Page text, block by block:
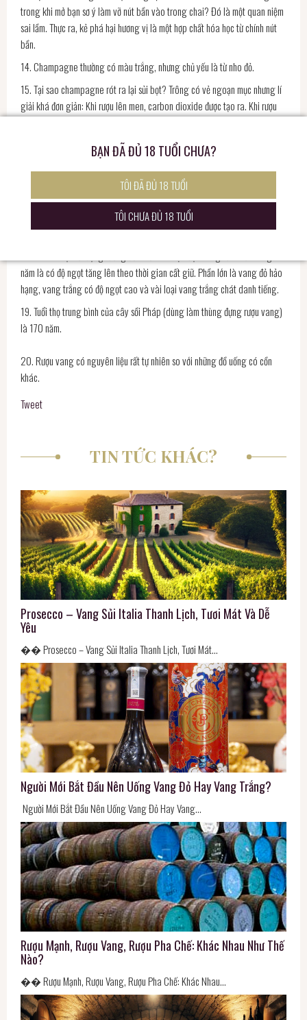
trong khi mở bạn sơ ý làm vỡ nút bần vào trong chai? Đó là một quan niệm
sai lầm. Thực ra, kẻ phá hại hương vị là một hợp chất hóa học từ chính nút
bần.
14. Champagne thường có màu trắng, nhưng chủ yếu là từ nho đỏ.
15. Tại sao champagne rót ra lại sủi bọt? Trông có vẻ ngoạn mục nhưng lí
giải khá đơn giản: Khi rượu lên men, carbon dioxide được tạo ra. Khi rượu
tỏa khiến khí bị hòa tan tạo thành những ly rượu sủi tăm đẹp mắt.
16. Nếu rượu vang là một vật thể sống, nó sẽ nhanh chóng bị thối nát. Các
nhà làm rượu không hề muốn có những vi khuẩn sống hoạt động trong rượu
17. Nước ép từ tất cả loại nho làm rượu vang đều rất trong. Vang đỏ được
lên men với cả vỏ để tạo ra màu sắc.
năm là có độ ngọt tăng lên theo thời gian cất giữ. Phần lớn là vang đỏ hảo
hạng, vang trắng có độ ngọt cao và vài loại vang trắng chát danh tiếng.
19. Tuổi thọ trung bình của cây sồi Pháp (dùng làm thùng đựng rượu vang)
là 170 năm.
20. Rượu vang có nguyên liệu rất tự nhiên so với những đồ uống có cồn
khác.
Tweet
TIN TỨC KHÁC?
Prosecco – Vang Sủi Italia Thanh Lịch, Tươi Mát Và Dễ
Yêu
�� Prosecco – Vang Sủi Italia Thanh Lịch, Tươi Mát…
Người Mới Bắt Đầu Nên Uống Vang Đỏ Hay Vang Trắng?
Người Mới Bắt Đầu Nên Uống Vang Đỏ Hay Vang…
Rượu Mạnh, Rượu Vang, Rượu Pha Chế: Khác Nhau Như Thế
Nào?
�� Rượu Mạnh, Rượu Vang, Rượu Pha Chế: Khác Nhau…
BẠN ĐÃ ĐỦ 18 TUỔI CHƯA?
TÔI ĐÃ ĐỦ 18 TUỔI
TÔI CHƯA ĐỦ 18 TUỔI